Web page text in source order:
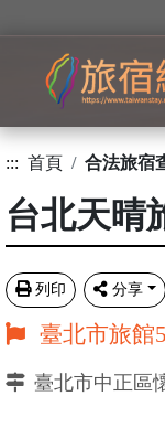
::: 首頁 合法旅宿
台北天晴
列印 分享
臺北市旅館
臺北市中正區